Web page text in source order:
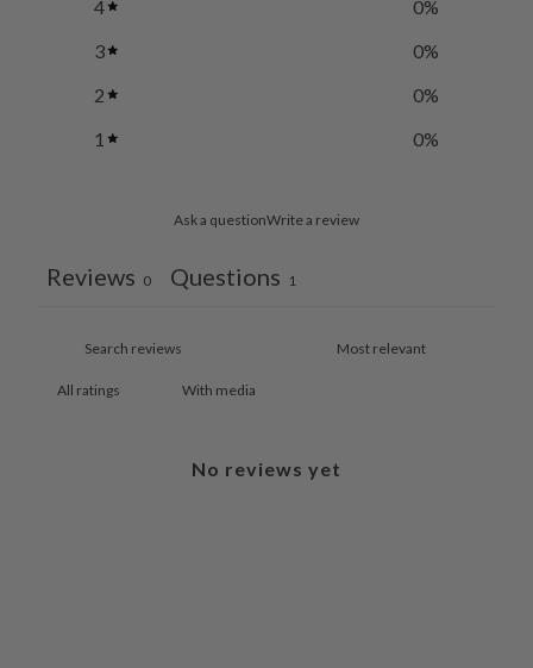
4
0%
3
0%
2
0%
1
0%
Ask a questionWrite a review
Reviews 0 Questions 1
With media
No reviews yet